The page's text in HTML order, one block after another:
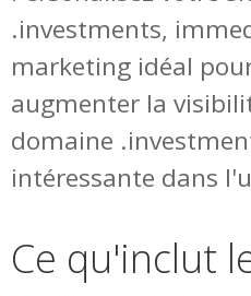
.investments,
marketing idéal
augmenter la
domaine
intéressante dans
Ce qu'inclut